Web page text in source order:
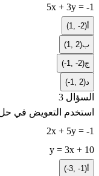
5x + 3y = -1
أ(1, -2)
ب(1, 2)
ج(-1, -2)
د(-1, 2)
السؤال 3
استخدم التعويض في حل
2x + 5y = -1
y = 3x + 10
أ(-3, -1)